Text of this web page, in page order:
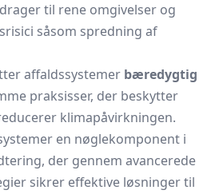
til rene omgivelser og
såsom spredning af
affaldssystemer bæredygtig
praksisser, der beskytter
klimapåvirkningen.
en nøglekomponent i
der gennem avancerede
sikrer effektive løsninger til